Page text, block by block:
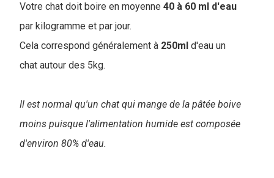
Votre chat doit boire en moyenne 40 à 60 ml d'eau
par kilogramme et par jour.
Cela correspond généralement à 250ml d'eau un
chat autour des 5kg.
Il est normal qu'un chat qui mange de la pâtée boive
moins puisque l'alimentation humide est composée
d'environ 80% d'eau.